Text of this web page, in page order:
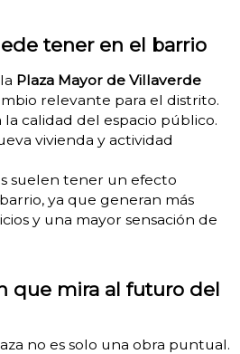
tener en el barrio
Plaza Mayor de Villaverde
relevante para el distrito.
calidad del espacio público.
vivienda y actividad
suelen tener un efecto
ya que generan más
y una mayor sensación de
que mira al futuro del
no es solo una obra puntual.